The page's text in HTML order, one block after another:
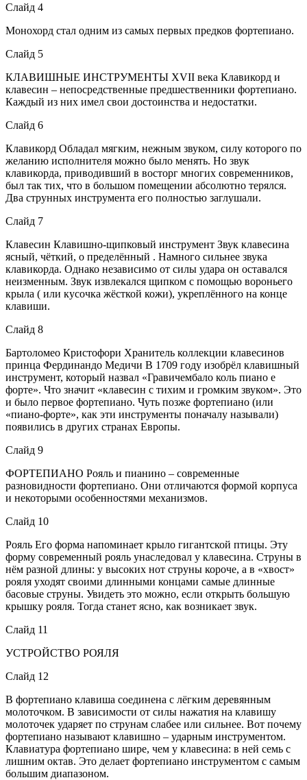
Слайд 4
Монохорд стал одним из самых первых предков фортепиано.
Слайд 5
КЛАВИШНЫЕ ИНСТРУМЕНТЫ XVII века Клавикорд и
клавесин – непосредственные предшественники фортепиано.
Каждый из них имел свои достоинства и недостатки.
Слайд 6
Клавикорд Обладал мягким, нежным звуком, силу которого по
желанию исполнителя можно было менять. Но звук
клавикорда, приводивший в восторг многих современников,
был так тих, что в большом помещении абсолютно терялся.
Два струнных инструмента его полностью заглушали.
Слайд 7
Клавесин Клавишно-щипковый инструмент Звук клавесина
ясный, чёткий, о пределённый . Намного сильнее звука
клавикорда. Однако независимо от силы удара он оставался
неизменным. Звук извлекался щипком с помощью вороньего
крыла ( или кусочка жёсткой кожи), укреплённого на конце
клавиши.
Слайд 8
Бартоломео Кристофори Хранитель коллекции клавесинов
принца Фердинандо Медичи В 1709 году изобрёл клавишный
инструмент, который назвал «Гравичембало коль пиано е
форте». Что значит «клавесин с тихим и громким звуком». Это
и было первое фортепиано. Чуть позже фортепиано (или
«пиано-форте», как эти инструменты поначалу называли)
появились в других странах Европы.
Слайд 9
ФОРТЕПИАНО Рояль и пианино – современные
разновидности фортепиано. Они отличаются формой корпуса
и некоторыми особенностями механизмов.
Слайд 10
Рояль Его форма напоминает крыло гигантской птицы. Эту
форму современный рояль унаследовал у клавесина. Струны в
нём разной длины: у высоких нот струны короче, а в «хвост»
рояля уходят своими длинными концами самые длинные
басовые струны. Увидеть это можно, если открыть большую
крышку рояля. Тогда станет ясно, как возникает звук.
Слайд 11
УСТРОЙСТВО РОЯЛЯ
Слайд 12
В фортепиано клавиша соединена с лёгким деревянным
молоточком. В зависимости от силы нажатия на клавишу
молоточек ударяет по струнам слабее или сильнее. Вот почему
фортепиано называют клавишно – ударным инструментом.
Клавиатура фортепиано шире, чем у клавесина: в ней семь с
лишним октав. Это делает фортепиано инструментом с самым
большим диапазоном.